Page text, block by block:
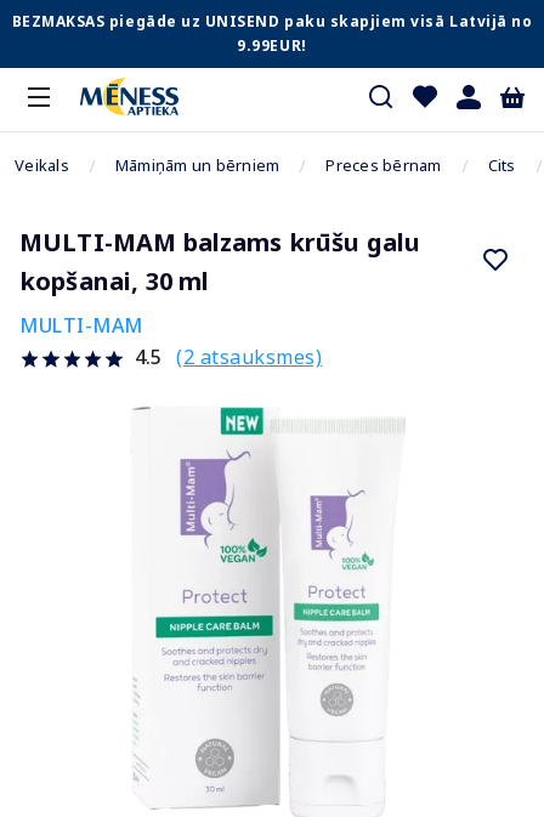
BEZMAKSAS piegāde uz UNISEND paku skapjiem visā Latvijā no
9.99EUR!
Veikals Māmiņām un bērniem Preces bērnam Cits
MULTI-MAM balzams krūšu galu
kopšanai, 30 ml
MULTI-MAM
4.5 (2 atsauksmes)